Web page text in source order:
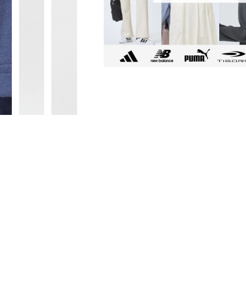
■2025 Spring＆Summer モデル
■メーカー型番：AWT55068